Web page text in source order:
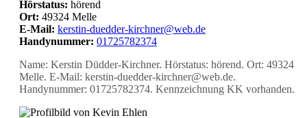
Hörstatus: hörend
Ort: 49324 Melle
E-Mail: kerstin-duedder-kirchner@web.de
Handynummer: 01725782374
Name: Kerstin Düdder-Kirchner. Hörstatus: hörend. Ort: 49324
Melle. E-Mail: kerstin-duedder-kirchner@web.de.
Handynummer: 01725782374. Kennzeichnung KK vorhanden.